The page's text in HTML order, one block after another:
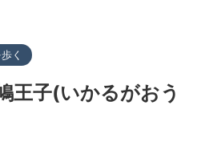
く
王子(いかるがおう